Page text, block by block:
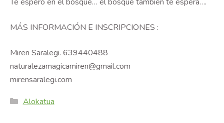
MÁS INFORMACIÓN E INSCRIPCIONES :
Miren Saralegi. 639440488
naturalezamagicamiren@gmail.com
mirensaralegi.com
Categories
Alokatua